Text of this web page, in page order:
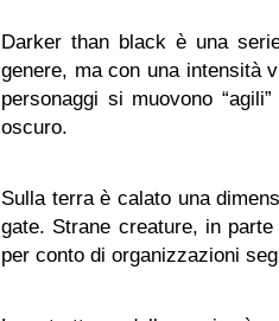
Darker than black è una
genere, ma con una intensità
personaggi si muovono
oscuro.
Sulla terra è calato una
gate. Strane creature, in
per conto di organizzazioni